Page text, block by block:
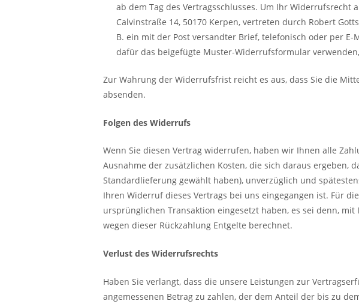
ab dem Tag des Vertragsschlusses. Um Ihr Widerrufsrecht
Calvinstraße 14, 50170 Kerpen, vertreten durch Robert
B. ein mit der Post versandter Brief, telefonisch oder per
dafür das beigefügte Muster-Widerrufsformular
Zur Wahrung der Widerrufsfrist reicht es aus, dass Sie die
absenden.
Folgen des Widerrufs
Wenn Sie diesen Vertrag widerrufen, haben wir Ihnen alle
Ausnahme der zusätzlichen Kosten, die sich daraus ergeben,
Standardlieferung gewählt haben), unverzüglich und
Ihren Widerruf dieses Vertrags bei uns eingegangen ist. Für
ursprünglichen Transaktion eingesetzt haben, es sei denn,
wegen dieser Rückzahlung Entgelte berechnet.
Verlust des Widerrufsrechts
Haben Sie verlangt, dass die unsere Leistungen zur
angemessenen Betrag zu zahlen, der dem Anteil der bis zu